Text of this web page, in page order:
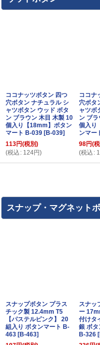
ココナッツボタン 四つ
穴ボタン ナチュラル シ
ャツボタン ウッド ボタ
ン ブラウン 木目 木製 10
個入り【18mm】ボタン
マート B-039 [B-039]
113円(税別)
(税込 : 124円)
ココナ
穴ボタ
ャツボ
ン ブ
個入り
ンマー
98円(
(税込 :
スナップ・マグネット
スナップボタン プラス
チック製 12.4mm T5
【パステルピンク】 20
組入り ボタンマート B-
463 [B-463]
スナッ
ー
付けタ
銀 ボタ
B-326 [